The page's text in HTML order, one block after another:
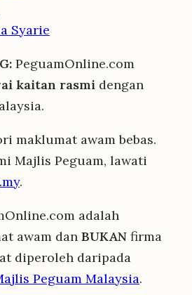
Syarie
PeguamOnline.com
kaitan rasmi dengan
maklumat awam bebas.
Majlis Peguam, lawati
.
adalah
awam dan BUKAN firma
diperoleh daripada
Peguam Malaysia.